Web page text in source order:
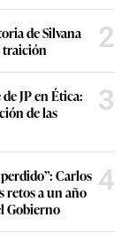
de Silvana
traición
2
JP en Ética:
de las
3
Carlos
retos a un año
Gobierno
4